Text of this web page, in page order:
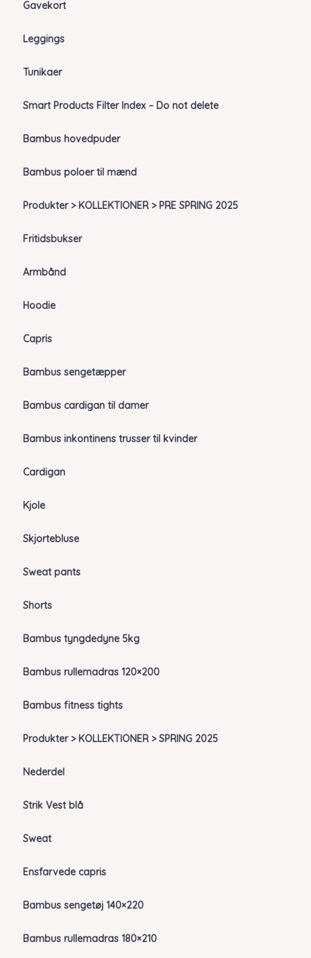
Gavekort
Leggings
Tunikaer
Smart Products Filter Index – Do not delete
Bambus hovedpuder
Bambus poloer til mænd
Produkter > KOLLEKTIONER > PRE SPRING 2025
Fritidsbukser
Armbånd
Hoodie
Capris
Bambus sengetæpper
Bambus cardigan til damer
Bambus inkontinens trusser til kvinder
Cardigan
Kjole
Skjortebluse
Sweat pants
Shorts
Bambus tyngdedyne 5kg
Bambus rullemadras 120×200
Bambus fitness tights
Produkter > KOLLEKTIONER > SPRING 2025
Nederdel
Strik Vest blå
Sweat
Ensfarvede capris
Bambus sengetøj 140×220
Bambus rullemadras 180×210